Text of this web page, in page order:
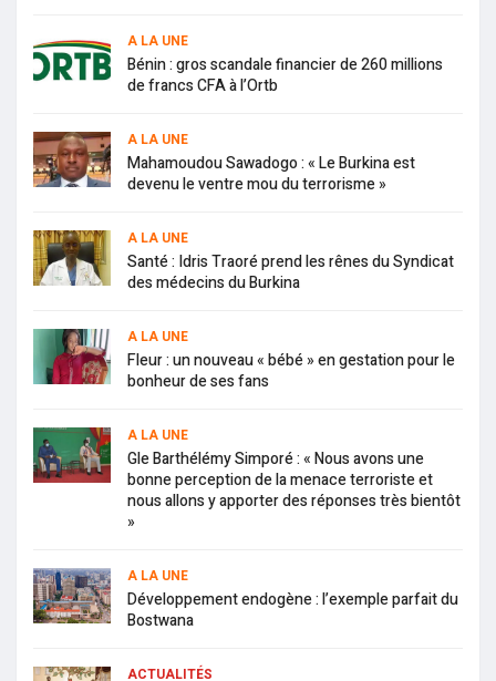
A LA UNE
Bénin : gros scandale financier de 260 millions
de francs CFA à l’Ortb
A LA UNE
Mahamoudou Sawadogo : « Le Burkina est
devenu le ventre mou du terrorisme »
A LA UNE
Santé : Idris Traoré prend les rênes du Syndicat
des médecins du Burkina
A LA UNE
Fleur : un nouveau « bébé » en gestation pour le
bonheur de ses fans
A LA UNE
Gle Barthélémy Simporé : « Nous avons une
bonne perception de la menace terroriste et
nous allons y apporter des réponses très bientôt
»
A LA UNE
Développement endogène : l’exemple parfait du
Bostwana
ACTUALITÉS